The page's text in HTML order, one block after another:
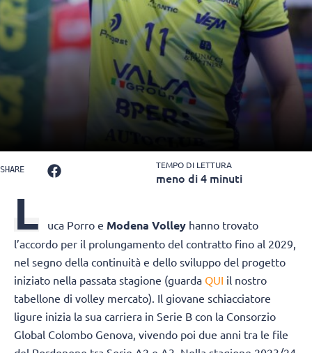
SHARE TEMPO DI LETTURA
meno di 4 minuti
L uca Porro e Modena Volley hanno trovato
l’accordo per il prolungamento del contratto fino al 2029,
nel segno della continuità e dello sviluppo del progetto
iniziato nella passata stagione (guarda QUI il nostro
tabellone di volley mercato). Il giovane schiacciatore
ligure inizia la sua carriera in Serie B con la Consorzio
Global Colombo Genova, vivendo poi due anni tra le file